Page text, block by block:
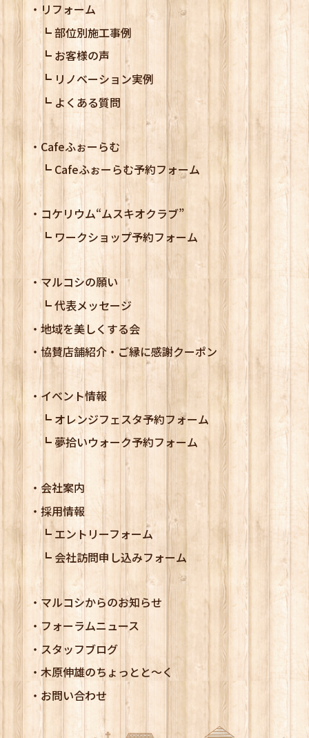
リフォーム
部位別施工事例
お客様の声
リノベーション実例
よくある質問
Cafeふぉーらむ
Cafeふぉーらむ予約フォーム
コケリウム“ムスキオクラブ”
ワークショップ予約フォーム
マルコシの願い
代表メッセージ
地域を美しくする会
協賛店舗紹介・ご縁に感謝クーポン
イベント情報
オレンジフェスタ予約フォーム
夢拾いウォーク予約フォーム
会社案内
採用情報
エントリーフォーム
会社訪問申し込みフォーム
マルコシからのお知らせ
フォーラムニュース
スタッフブログ
木原伸雄のちょっとと～く
お問い合わせ